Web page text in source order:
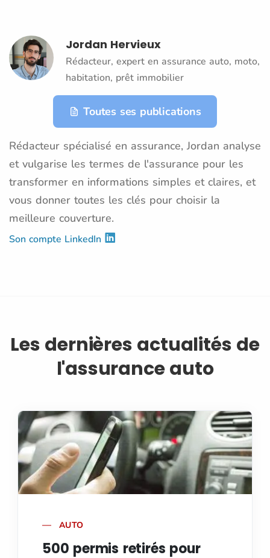
Jordan Hervieux
Rédacteur, expert en assurance auto, moto,
habitation, prêt immobilier
Toutes ses publications
Rédacteur spécialisé en assurance, Jordan analyse
et vulgarise les termes de l'assurance pour les
transformer en informations simples et claires, et
vous donner toutes les clés pour choisir la
meilleure couverture.
Son compte LinkedIn
Les dernières actualités de
l'assurance auto
AUTO
500 permis retirés pour